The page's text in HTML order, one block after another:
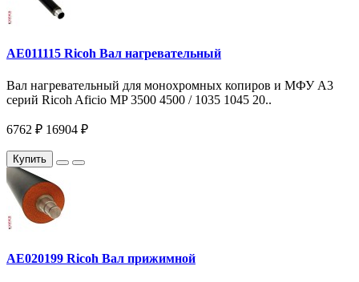
AE011115 Ricoh Вал нагревательный
Вал нагревательный для монохромных копиров и МФУ A3
серий Ricoh Aficio MP 3500 4500 / 1035 1045 20..
6762 ₽ 16904 ₽
Купить
AE020199 Ricoh Вал прижимной